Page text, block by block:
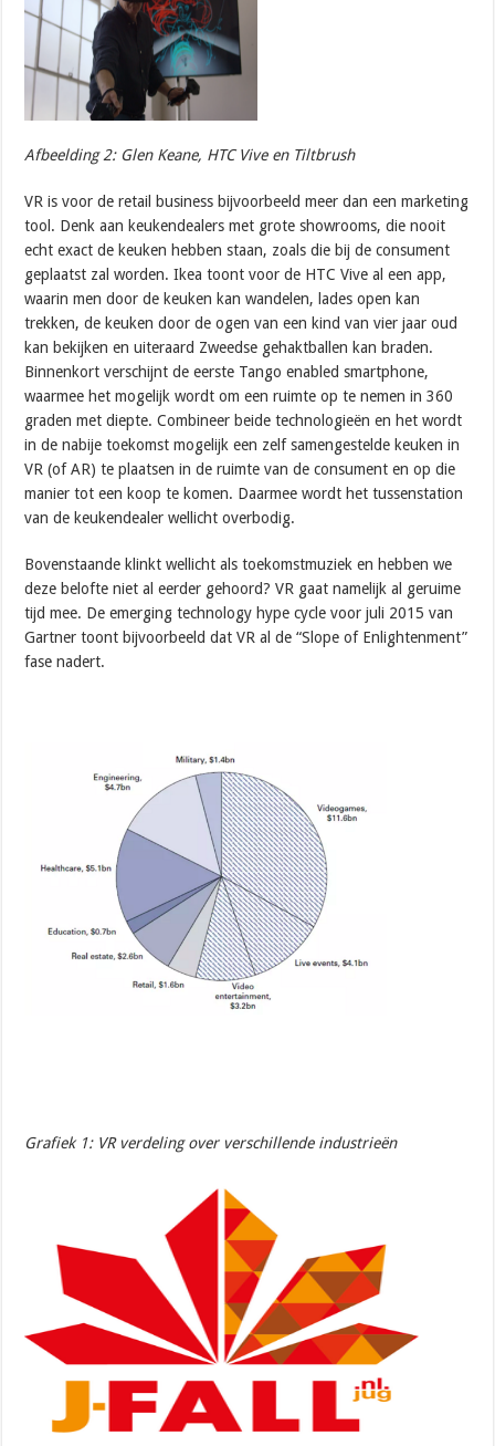
Afbeelding 2: Glen Keane, HTC Vive en Tiltbrush
VR is voor de retail business bijvoorbeeld meer dan een marketing
tool. Denk aan keukendealers met grote showrooms, die nooit
echt exact de keuken hebben staan, zoals die bij de consument
geplaatst zal worden. Ikea toont voor de HTC Vive al een app,
waarin men door de keuken kan wandelen, lades open kan
trekken, de keuken door de ogen van een kind van vier jaar oud
kan bekijken en uiteraard Zweedse gehaktballen kan braden.
Binnenkort verschijnt de eerste Tango enabled smartphone,
waarmee het mogelijk wordt om een ruimte op te nemen in 360
graden met diepte. Combineer beide technologieën en het wordt
in de nabije toekomst mogelijk een zelf samengestelde keuken in
VR (of AR) te plaatsen in de ruimte van de consument en op die
manier tot een koop te komen. Daarmee wordt het tussenstation
van de keukendealer wellicht overbodig.
Bovenstaande klinkt wellicht als toekomstmuziek en hebben we
deze belofte niet al eerder gehoord? VR gaat namelijk al geruime
tijd mee. De emerging technology hype cycle voor juli 2015 van
Gartner toont bijvoorbeeld dat VR al de “Slope of Enlightenment”
fase nadert.
Grafiek 1: VR verdeling over verschillende industrieën